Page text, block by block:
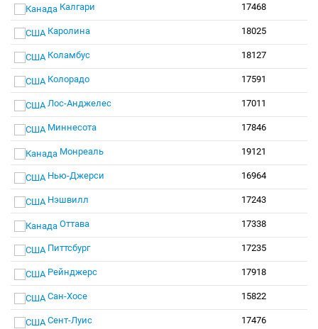
Калгари 17468
Каролина 18025
Коламбус 18127
Колорадо 17591
Лос-Анджелес 17011
Миннесота 17846
Монреаль 19121
Нью-Джерси 16964
Нэшвилл 17243
Оттава 17338
Питтсбург 17235
Рейнджерс 17918
Сан-Хосе 15822
Сент-Луис 17476